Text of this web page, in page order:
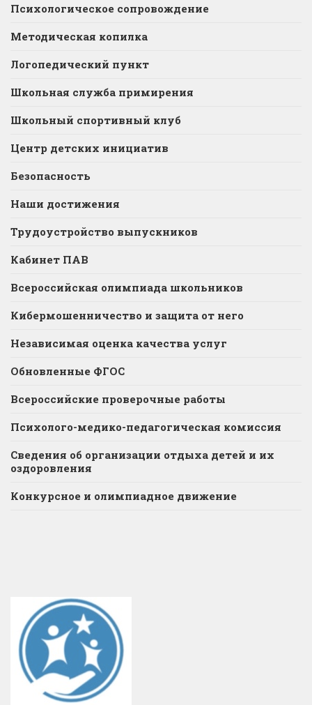
Психологическое сопровождение
Методическая копилка
Логопедический пункт
Школьная служба примирения
Школьный спортивный клуб
Центр детских инициатив
Безопасность
Наши достижения
Трудоустройство выпускников
Кабинет ПАВ
Всероссийская олимпиада школьников
Кибермошенничество и защита от него
Независимая оценка качества услуг
Обновленные ФГОС
Всероссийские проверочные работы
Психолого-медико-педагогическая комиссия
Сведения об организации отдыха детей и их
оздоровления
Конкурсное и олимпиадное движение